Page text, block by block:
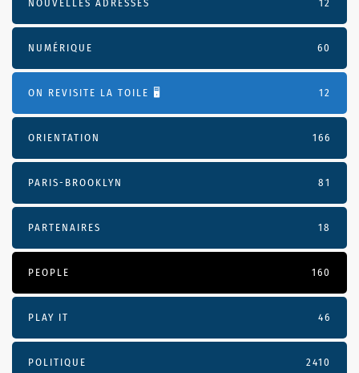
NOUVELLES ADRESSES 12
NUMÉRIQUE 60
ON REVISITE LA TOILE 🖥️ 12
ORIENTATION 166
PARIS-BROOKLYN 81
PARTENAIRES 18
PEOPLE 160
PLAY IT 46
POLITIQUE 2410